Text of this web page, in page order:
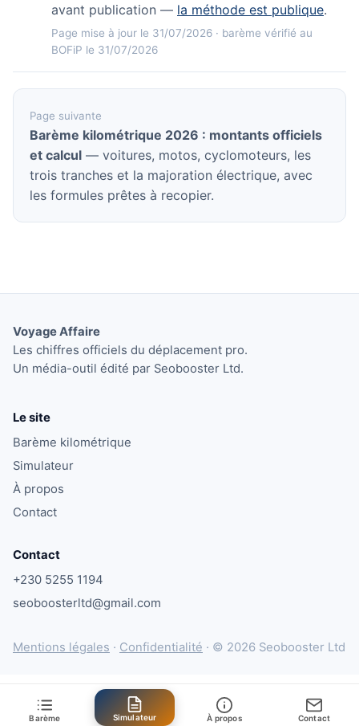
avant publication — la méthode est publique.
Page mise à jour le 31/07/2026 · barème vérifié au
BOFiP le 31/07/2026
Page suivante
Barème kilométrique 2026 : montants officiels
et calcul — voitures, motos, cyclomoteurs, les
trois tranches et la majoration électrique, avec
les formules prêtes à recopier.
Voyage Affaire
Les chiffres officiels du déplacement pro.
Un média-outil édité par Seobooster Ltd.
Le site
Barème kilométrique
Simulateur
À propos
Contact
Contact
+230 5255 1194
seoboosterltd@gmail.com
Mentions légales · Confidentialité · © 2026 Seobooster Ltd
Barème Simulateur À propos Contact